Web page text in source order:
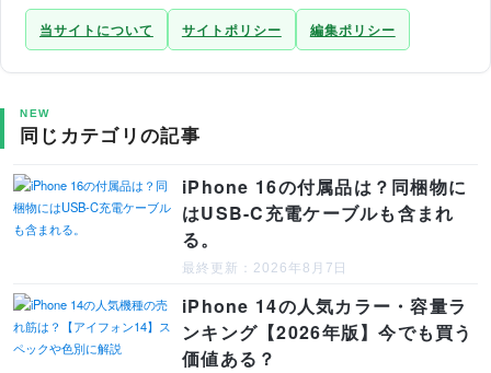
当サイトについて サイトポリシー 編集ポリシー
NEW
同じカテゴリの記事
iPhone 16の付属品は？同梱物に
はUSB-C充電ケーブルも含まれ
る。
最終更新：2026年8月7日
iPhone 14の人気カラー・容量ラ
ンキング【2026年版】今でも買う
価値ある？